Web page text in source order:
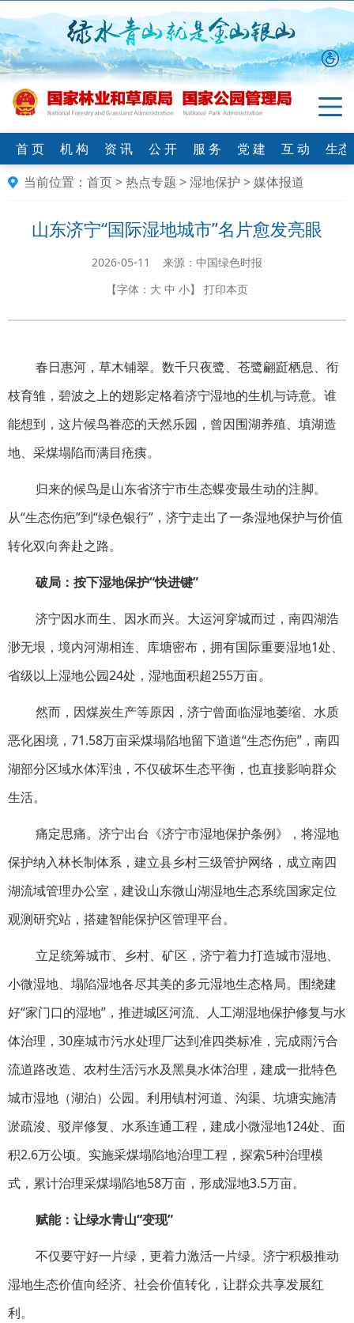
首 页 机 构 资 讯 公 开 服 务 党 建 互 动
生
当前位置： 首页>热点专题 >湿地保护 >媒体报道
山东济宁“国际湿地城市”名片愈发亮眼
2026-05-11 来源：中国绿色时报
【字体： 大 中 小】 打印本页
春日惠河，草木铺翠。数千只夜鹭、苍鹭翩跹栖息、衔
枝育雏，碧波之上的翅影定格着济宁湿地的生机与诗意。谁
能想到，这片候鸟眷恋的天然乐园，曾因围湖养殖、填湖造
地、采煤塌陷而满目疮痍。
归来的候鸟是山东省济宁市生态蝶变最生动的注脚。
从“生态伤疤”到“绿色银行”，济宁走出了一条湿地保护与价值
转化双向奔赴之路。
破局：按下湿地保护“快进键”
济宁因水而生、因水而兴。大运河穿城而过，南四湖浩
渺无垠，境内河湖相连、库塘密布，拥有国际重要湿地1处、
省级以上湿地公园24处，湿地面积超255万亩。
然而，因煤炭生产等原因，济宁曾面临湿地萎缩、水质
恶化困境，71.58万亩采煤塌陷地留下道道“生态伤疤”，南四
湖部分区域水体浑浊，不仅破坏生态平衡，也直接影响群众
生活。
痛定思痛。济宁出台《济宁市湿地保护条例》，将湿地
保护纳入林长制体系，建立县乡村三级管护网络，成立南四
湖流域管理办公室，建设山东微山湖湿地生态系统国家定位
观测研究站，搭建智能保护区管理平台。
立足统筹城市、乡村、矿区，济宁着力打造城市湿地、
小微湿地、塌陷湿地各尽其美的多元湿地生态格局。围绕建
好“家门口的湿地”，推进城区河流、人工湖湿地保护修复与水
体治理，30座城市污水处理厂达到准四类标准，完成雨污合
流道路改造、农村生活污水及黑臭水体治理，建成一批特色
城市湿地（湖泊）公园。利用镇村河道、沟渠、坑塘实施清
淤疏浚、驳岸修复、水系连通工程，建成小微湿地124处、面
积2.6万公顷。实施采煤塌陷地治理工程，探索5种治理模
式，累计治理采煤塌陷地58万亩，形成湿地3.5万亩。
赋能：让绿水青山“变现”
不仅要守好一片绿，更着力激活一片绿。济宁积极推动
湿地生态价值向经济、社会价值转化，让群众共享发展红
利。